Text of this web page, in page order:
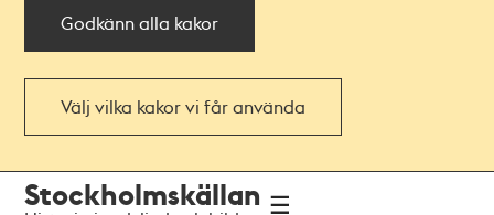
Godkänn alla kakor
Välj vilka kakor vi får använda
navigationen
huvudinnehållet
Stockholmskällan